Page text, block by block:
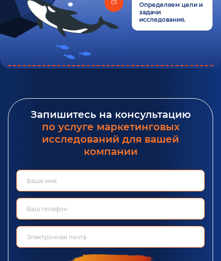
01
Определяем цели и
задачи
исследования.
Запишитесь на консультацию
по услуге маркетинговых
исследований для вашей
компании